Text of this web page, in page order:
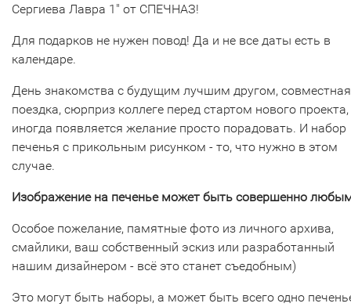
Сергиева Лавра 1" от СПЕЧНАЗ!
Для подарков не нужен повод! Да и не все даты есть в
календаре.
День знакомства с будущим лучшим другом, совместная
поездка, сюрприз коллеге перед стартом нового
иногда появляется желание просто порадовать. И набор
печенья с прикольным рисунком - то, что нужно в этом
случае.
Изображение на печенье может быть совершенно
Особое пожелание, памятные фото из личного архива,
смайлики, ваш собственный эскиз или разработанный
нашим дизайнером - всё это станет съедобным)
Это могут быть наборы, а может быть всего одно